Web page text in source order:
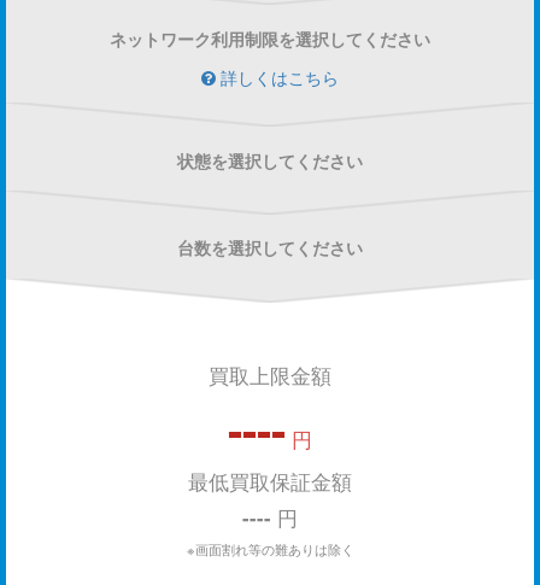
ネットワーク利用制限を選択してください
詳しくはこちら
状態を選択してください
台数を選択してください
買取上限金額
---- 円
最低買取保証金額
---- 円
※画面割れ等の難ありは除く